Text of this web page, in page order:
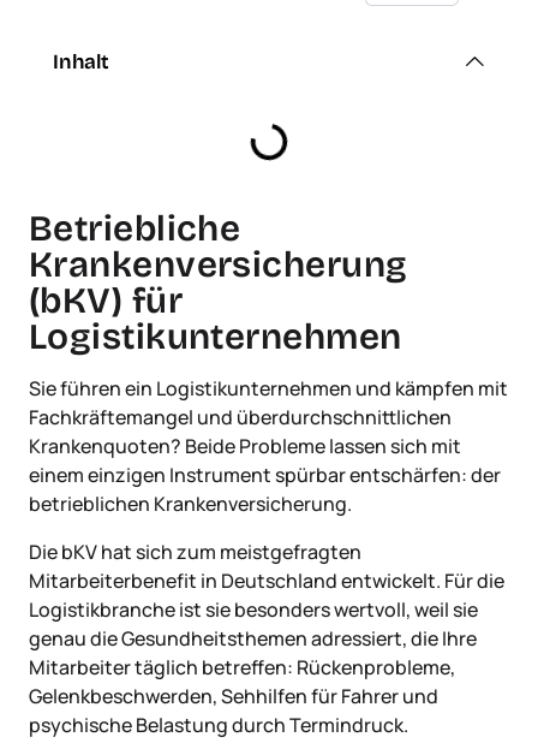
Inhalt
Betriebliche
Krankenversicherung
(bKV) für
Logistikunternehmen
Sie führen ein Logistikunternehmen und kämpfen mit
Fachkräftemangel und überdurchschnittlichen
Krankenquoten? Beide Probleme lassen sich mit
einem einzigen Instrument spürbar entschärfen: der
betrieblichen Krankenversicherung.
Die bKV hat sich zum meistgefragten
Mitarbeiterbenefit in Deutschland entwickelt. Für die
Logistikbranche ist sie besonders wertvoll, weil sie
genau die Gesundheitsthemen adressiert, die Ihre
Mitarbeiter täglich betreffen: Rückenprobleme,
Gelenkbeschwerden, Sehhilfen für Fahrer und
psychische Belastung durch Termindruck.